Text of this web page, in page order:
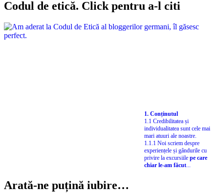
Codul de etică. Click pentru a-l citi
1. Conținutul
1.1 Credibilitatea și
individualitatea sunt cele mai
mari atuuri ale noastre.
1.1.1 Noi scriem despre
experiențele și gândurile cu
privire la excursiile pe care
chiar le-am făcut...
Arată-ne puțină iubire…